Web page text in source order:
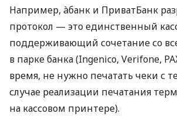
Например, àбанк и ПриватБанк
протокол — это единственный
поддерживающий сочетание со
в парке банка (Ingenico, Verifone,
время, не нужно печатать чеки с
случае реализации печатания
на кассовом принтере).